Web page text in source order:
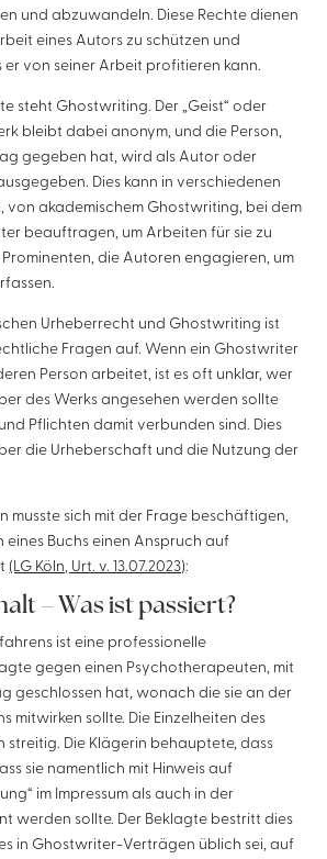
und abzuwandeln. Diese Rechte dienen
eines Autors zu schützen und
er von seiner Arbeit profitieren kann.
steht Ghostwriting. Der „Geist“ oder
bleibt dabei anonym, und die Person,
gegeben hat, wird als Autor oder
Dies kann in verschiedenen
von akademischem Ghostwriting, bei dem
beauftragen, um Arbeiten für sie zu
Prominenten, die Autoren engagieren, um
Urheberrecht und Ghostwriting ist
Fragen auf. Wenn ein Ghostwriter
Person arbeitet, ist es oft unklar, wer
des Werks angesehen werden sollte
Pflichten damit verbunden sind. Dies
die Urheberschaft und die Nutzung der
musste sich mit der Frage beschäftigen,
Buchs einen Anspruch auf
(LG Köln, Urt. v. 13.07.2023):
– Was ist passiert?
ist eine professionelle
gegen einen Psychotherapeuten, mit
geschlossen hat, wonach die sie an der
mitwirken sollte. Die Einzelheiten des
streitig. Die Klägerin behauptete, dass
sie namentlich mit Hinweis auf
im Impressum als auch in der
werden sollte. Der Beklagte bestritt dies
in Ghostwriter-Verträgen üblich sei, auf